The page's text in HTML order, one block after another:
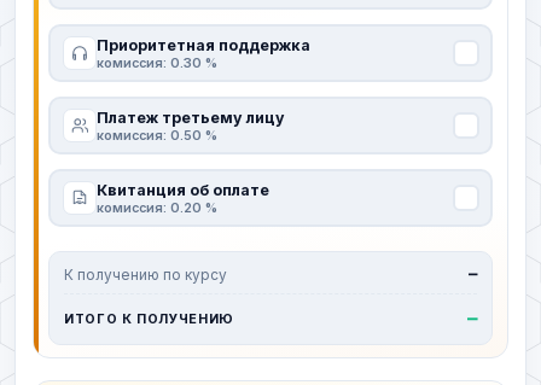
Приоритетная поддержка
комиссия: 0.30 %
Платеж третьему лицу
комиссия: 0.50 %
Квитанция об оплате
комиссия: 0.20 %
К получению по курсу —
ИТОГО К ПОЛУЧЕНИЮ —